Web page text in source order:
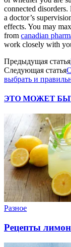
connected
a doctor’s
effects. You may
from canadian
work closely with
Предыдущая статья
Следующая статья
выбрать и
ЭТО МОЖЕТ
Разное
Рецепты